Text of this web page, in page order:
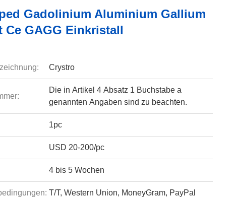
Gadolinium Aluminium Gallium
Ce GAGG Einkristall
Crystro
Die in Artikel 4 Absatz 1 Buchstabe a
genannten Angaben sind zu beachten.
1pc
USD 20-200/pc
4 bis 5 Wochen
T/T, Western Union, MoneyGram, PayPal